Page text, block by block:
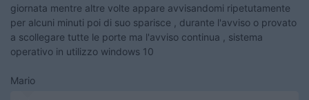
giornata mentre altre volte appare avvisandomi ripetutamente
per alcuni minuti poi di suo sparisce , durante l'avviso o provato
a scollegare tutte le porte ma l'avviso continua , sistema
operativo in utilizzo windows 10
Mario